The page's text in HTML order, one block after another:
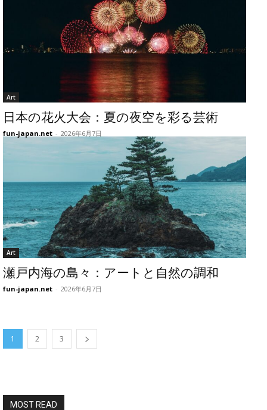
Art
日本の花火大会：夏の夜空を彩る芸術
fun-japan.net - 2026年6月7日
Art
瀬戸内海の島々：アートと自然の調和
fun-japan.net - 2026年6月7日
1 2 3
MOST READ